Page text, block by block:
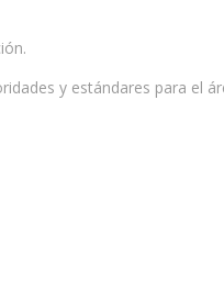
y estándares para el